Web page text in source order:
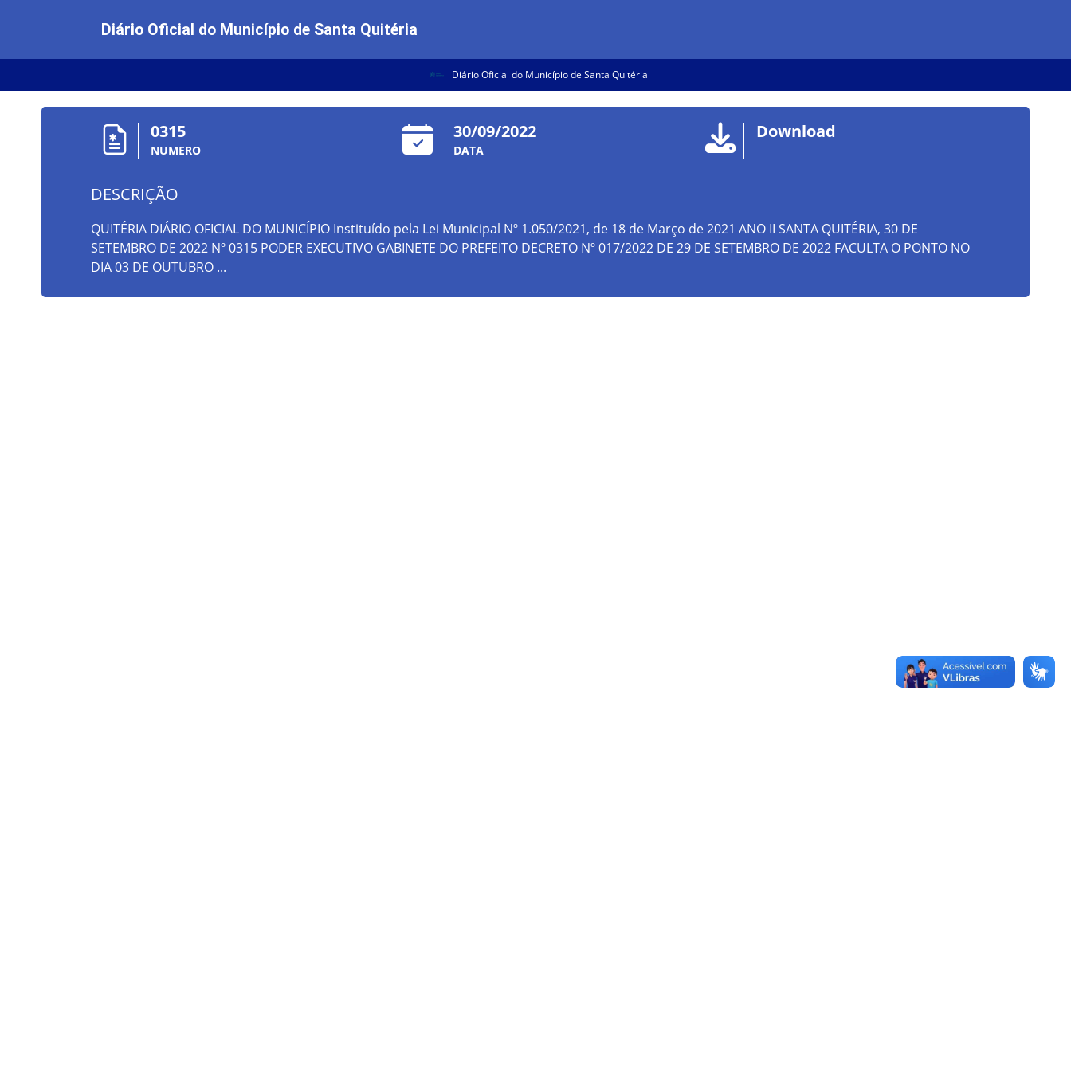
Diário Oficial do Município de Santa Quitéria
Diário Oficial do Município de Santa Quitéria
0315
NUMERO
30/09/2022
DATA
Download
DESCRIÇÃO
QUITÉRIA DIÁRIO OFICIAL DO MUNICÍPIO Instituído pela Lei Municipal Nº 1.050/2021, de 18 de Março de 2021 ANO II SANTA QUITÉRIA, 30 DE
SETEMBRO DE 2022 Nº 0315 PODER EXECUTIVO GABINETE DO PREFEITO DECRETO Nº 017/2022 DE 29 DE SETEMBRO DE 2022 FACULTA O PONTO NO
DIA 03 DE OUTUBRO ...